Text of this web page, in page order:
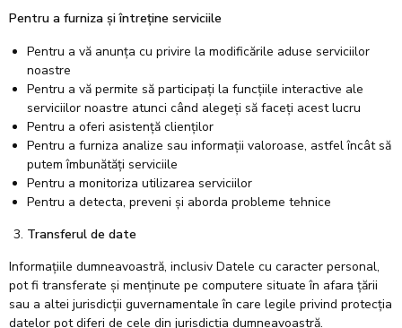
Pentru a furniza și întreține serviciile
Pentru a vă anunța cu privire la modificările aduse serviciilor
noastre
Pentru a vă permite să participați la funcțiile interactive ale
serviciilor noastre atunci când alegeți să faceți acest lucru
Pentru a oferi asistență clienților
Pentru a furniza analize sau informații valoroase, astfel încât să
putem îmbunătăți serviciile
Pentru a monitoriza utilizarea serviciilor
Pentru a detecta, preveni și aborda probleme tehnice
Transferul de date
Informațiile dumneavoastră, inclusiv Datele cu caracter personal,
pot fi transferate și menținute pe computere situate în afara țării
sau a altei jurisdicții guvernamentale în care legile privind protecția
datelor pot diferi de cele din jurisdicția dumneavoastră.